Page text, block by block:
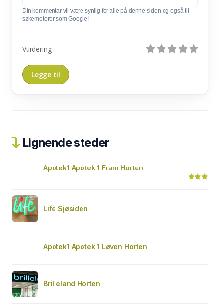
Din kommentar vil være synlig for alle på denne siden og også til
søkemotorer som Google!
Vurdering
Lignende steder
Apotek1 Apotek 1 Fram Horten
Life Sjøsiden
Apotek1 Apotek 1 Løven Horten
Brilleland Horten